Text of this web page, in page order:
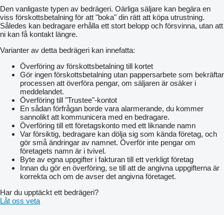
Den vanligaste typen av bedrägeri. Oärliga säljare kan begära en
viss förskottsbetalning för att "boka" din rätt att köpa utrustning.
Således kan bedragare erhålla ett stort belopp och försvinna, utan att
ni kan få kontakt längre.
Varianter av detta bedrägeri kan innefatta:
Överföring av förskottsbetalning till kortet
Gör ingen förskottsbetalning utan pappersarbete som bekräftar
processen att överföra pengar, om säljaren är osäker i
meddelandet.
Överföring till "Trustee"-kontot
En sådan förfrågan borde vara alarmerande, du kommer
sannolikt att kommunicera med en bedragare.
Överföring till ett företagskonto med ett liknande namn
Var försiktig, bedragare kan dölja sig som kända företag, och
gör små ändringar av namnet. Överför inte pengar om
företagets namn är i tvivel.
Byte av egna uppgifter i fakturan till ett verkligt företag
Innan du gör en överföring, se till att de angivna uppgifterna är
korrekta och om de avser det angivna företaget.
Har du upptäckt ett bedrägeri?
Låt oss veta